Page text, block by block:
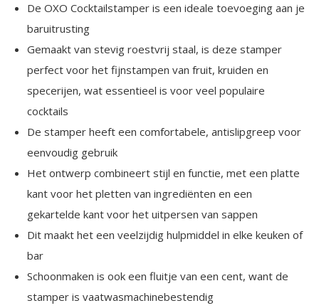
De OXO Cocktailstamper is een ideale toevoeging aan je
baruitrusting
Gemaakt van stevig roestvrij staal, is deze stamper
perfect voor het fijnstampen van fruit, kruiden en
specerijen, wat essentieel is voor veel populaire
cocktails
De stamper heeft een comfortabele, antislipgreep voor
eenvoudig gebruik
Het ontwerp combineert stijl en functie, met een platte
kant voor het pletten van ingrediënten en een
gekartelde kant voor het uitpersen van sappen
Dit maakt het een veelzijdig hulpmiddel in elke keuken of
bar
Schoonmaken is ook een fluitje van een cent, want de
stamper is vaatwasmachinebestendig